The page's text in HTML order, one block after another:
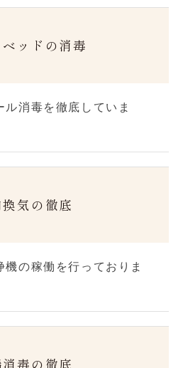
ッドの消毒
消毒を徹底していま
気の徹底
の稼働を行っておりま
毒の徹底